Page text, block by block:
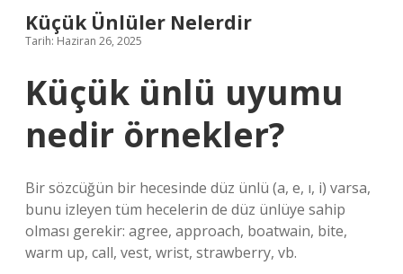
Küçük Ünlüler Nelerdir
Tarih: Haziran 26, 2025
Küçük ünlü uyumu
nedir örnekler?
Bir sözcüğün bir hecesinde düz ünlü (a, e, ı, i) varsa,
bunu izleyen tüm hecelerin de düz ünlüye sahip
olması gerekir: agree, approach, boatwain, bite,
warm up, call, vest, wrist, strawberry, vb.